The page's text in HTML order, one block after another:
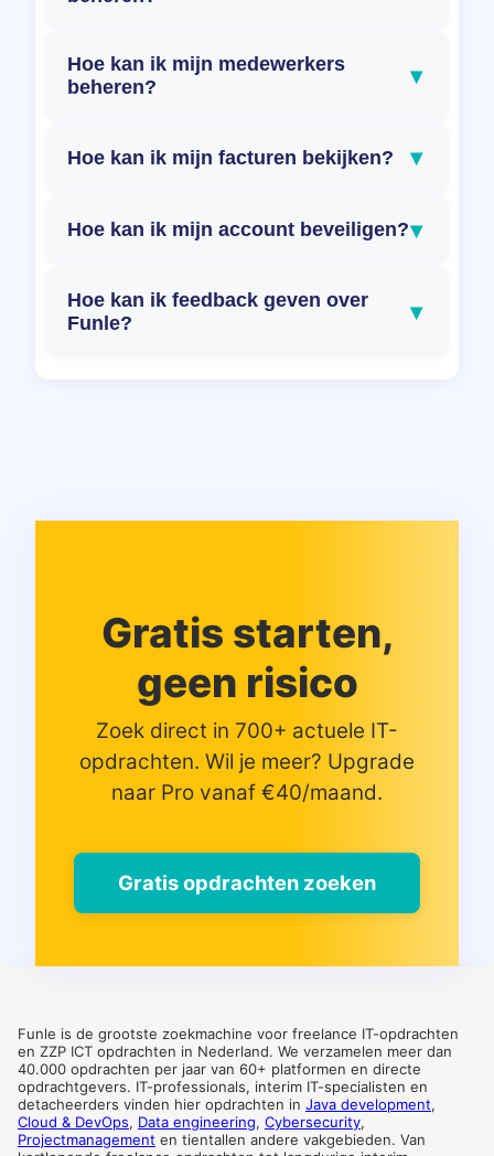
Hoe kan ik mijn medewerkers
beheren?
▾
Hoe kan ik mijn facturen bekijken? ▾
Hoe kan ik mijn account beveiligen?▾
Hoe kan ik feedback geven over
Funle?
▾
Gratis starten,
geen risico
Zoek direct in 700+ actuele IT-
opdrachten. Wil je meer? Upgrade
naar Pro vanaf €40/maand.
Gratis opdrachten zoeken
Funle is de grootste zoekmachine voor freelance IT-opdrachten
en ZZP ICT opdrachten in Nederland. We verzamelen meer dan
40.000 opdrachten per jaar van 60+ platformen en directe
opdrachtgevers. IT-professionals, interim IT-specialisten en
detacheerders vinden hier opdrachten in Java development,
Cloud & DevOps, Data engineering, Cybersecurity,
Projectmanagement en tientallen andere vakgebieden. Van